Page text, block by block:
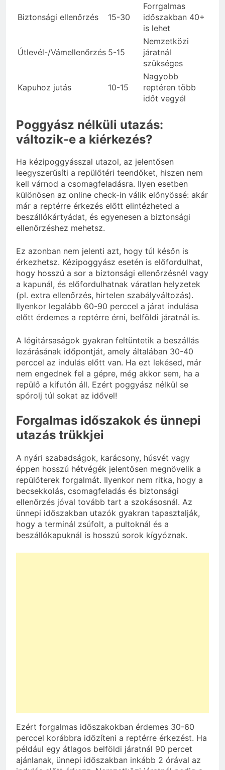
Biztonsági ellenőrzés 15-30
Forrgalmas
időszakban 40+
is lehet
Útlevél-/Vámellenőrzés 5-15
Nemzetközi
járatnál
szükséges
Kapuhoz jutás 10-15
Nagyobb
reptéren több
időt vegyél
Poggyász nélküli utazás:
változik-e a kiérkezés?
Ha kézipoggyásszal utazol, az jelentősen
leegyszerűsíti a repülőtéri teendőket, hiszen nem
kell várnod a csomagfeladásra. Ilyen esetben
különösen az online check-in válik előnyössé: akár
már a reptérre érkezés előtt elintézheted a
beszállókártyádat, és egyenesen a biztonsági
ellenőrzéshez mehetsz.
Ez azonban nem jelenti azt, hogy túl későn is
érkezhetsz. Kézipoggyász esetén is előfordulhat,
hogy hosszú a sor a biztonsági ellenőrzésnél vagy
a kapunál, és előfordulhatnak váratlan helyzetek
(pl. extra ellenőrzés, hirtelen szabályváltozás).
Ilyenkor legalább 60-90 perccel a járat indulása
előtt érdemes a reptérre érni, belföldi járatnál is.
A légitársaságok gyakran feltüntetik a beszállás
lezárásának időpontját, amely általában 30-40
perccel az indulás előtt van. Ha ezt lekésed, már
nem engednek fel a gépre, még akkor sem, ha a
repülő a kifutón áll. Ezért poggyász nélkül se
spórolj túl sokat az idővel!
Forgalmas időszakok és ünnepi
utazás trükkjei
A nyári szabadságok, karácsony, húsvét vagy
éppen hosszú hétvégék jelentősen megnövelik a
repülőterek forgalmát. Ilyenkor nem ritka, hogy a
becsekkolás, csomagfeladás és biztonsági
ellenőrzés jóval tovább tart a szokásosnál. Az
ünnepi időszakban utazók gyakran tapasztalják,
hogy a terminál zsúfolt, a pultoknál és a
beszállókapuknál is hosszú sorok kígyóznak.
Ezért forgalmas időszakokban érdemes 30-60
perccel korábbra időzíteni a reptérre érkezést. Ha
például egy átlagos belföldi járatnál 90 percet
ajánlanak, ünnepi időszakban inkább 2 órával az